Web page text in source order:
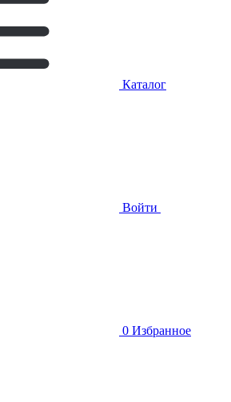
Каталог
Войти
0 Избранное